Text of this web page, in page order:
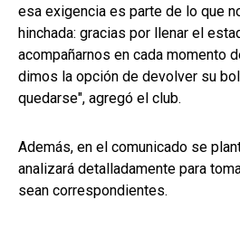
esa exigencia es parte de lo que
hinchada: gracias por llenar el
acompañarnos en cada momento
dimos la opción de devolver su
quedarse", agregó el club.
Además, en el comunicado se
analizará detalladamente para
sean correspondientes.